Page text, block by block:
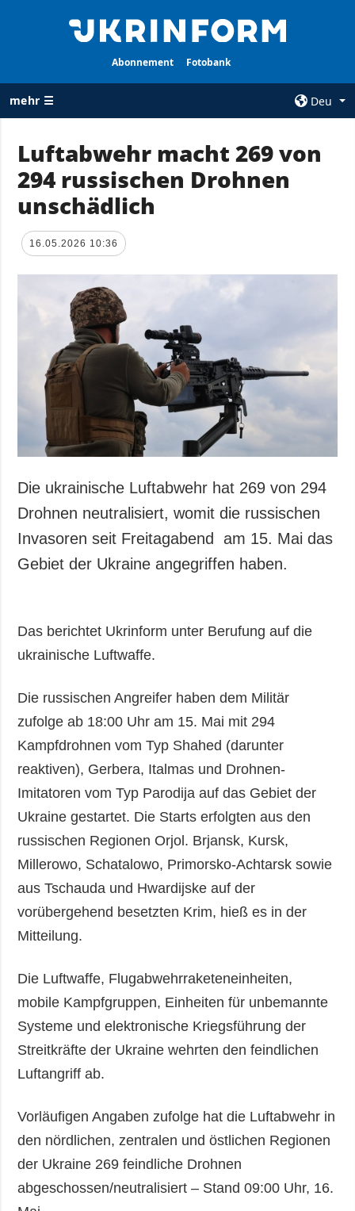
Abonnement Fotobank
mehr ☰
Deu
ALLE
RUBRIKEN
Krieg
Wiederaufbau
Wirtschaft
Militär
Gesellschaft und
Kultur
Sport
Kriminalität
Notstand und
AGENTUR
Politik zur
Vertraulichkeit
ZUSÄTZLICH
Veröffentlichungen
Interview
LEISTUNGEN
Abonnement
Fotobank
Luftabwehr macht 269 von
294 russischen Drohnen
unschädlich
16.05.2026 10:36
Die ukrainische Luftabwehr hat 269 von 294
Drohnen neutralisiert, womit die russischen
Invasoren seit Freitagabend am 15. Mai das
Gebiet der Ukraine angegriffen haben.
Das berichtet Ukrinform unter Berufung auf die
ukrainische Luftwaffe.
Die russischen Angreifer haben dem Militär
zufolge ab 18:00 Uhr am 15. Mai mit 294
Kampfdrohnen vom Typ Shahed (darunter
reaktiven), Gerbera, Italmas und Drohnen-
Imitatoren vom Typ Parodija auf das Gebiet der
Ukraine gestartet. Die Starts erfolgten aus den
russischen Regionen Orjol. Brjansk, Kursk,
Millerowo, Schatalowo, Primorsko-Achtarsk sowie
aus Tschauda und Hwardijske auf der
vorübergehend besetzten Krim, hieß es in der
Mitteilung.
Die Luftwaffe, Flugabwehrraketeneinheiten,
mobile Kampfgruppen, Einheiten für unbemannte
Systeme und elektronische Kriegsführung der
Streitkräfte der Ukraine wehrten den feindlichen
Luftangriff ab.
Vorläufigen Angaben zufolge hat die Luftabwehr in
den nördlichen, zentralen und östlichen Regionen
der Ukraine 269 feindliche Drohnen
abgeschossen/neutralisiert – Stand 09:00 Uhr, 16.